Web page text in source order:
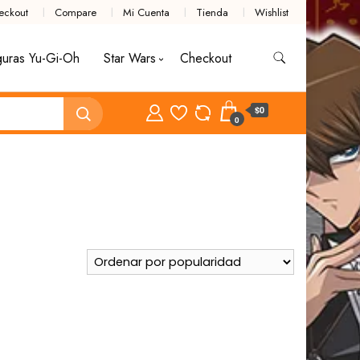
Compare Mi Cuenta Tienda Wishlist
Yu-Gi-Oh Star Wars Checkout
0
$0